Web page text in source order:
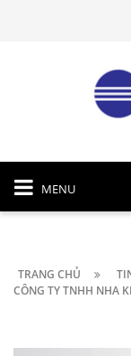
MENU
TRANG CHỦ
CÔNG TY TNHH NHA